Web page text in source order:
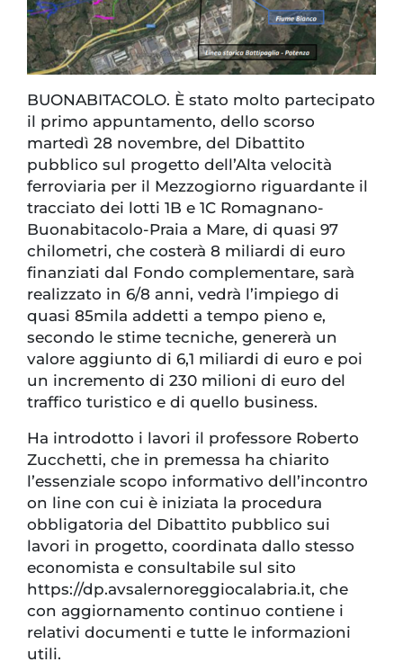
BUONABITACOLO. È stato molto partecipato
il primo appuntamento, dello scorso
martedì 28 novembre, del Dibattito
pubblico sul progetto dell’Alta velocità
ferroviaria per il Mezzogiorno riguardante il
tracciato dei lotti 1B e 1C Romagnano-
Buonabitacolo-Praia a Mare, di quasi 97
chilometri, che costerà 8 miliardi di euro
finanziati dal Fondo complementare, sarà
realizzato in 6/8 anni, vedrà l’impiego di
quasi 85mila addetti a tempo pieno e,
secondo le stime tecniche, genererà un
valore aggiunto di 6,1 miliardi di euro e poi
un incremento di 230 milioni di euro del
traffico turistico e di quello business.
Ha introdotto i lavori il professore Roberto
Zucchetti, che in premessa ha chiarito
l’essenziale scopo informativo dell’incontro
on line con cui è iniziata la procedura
obbligatoria del Dibattito pubblico sui
lavori in progetto, coordinata dallo stesso
economista e consultabile sul sito
https://dp.avsalernoreggiocalabria.it, che
con aggiornamento continuo contiene i
relativi documenti e tutte le informazioni
utili.